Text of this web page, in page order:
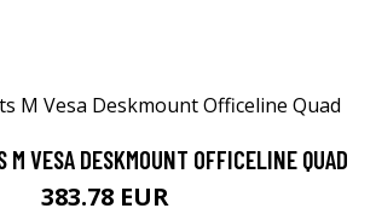
M VESA DESKMOUNT OFFICELINE QUAD
383.78 EUR